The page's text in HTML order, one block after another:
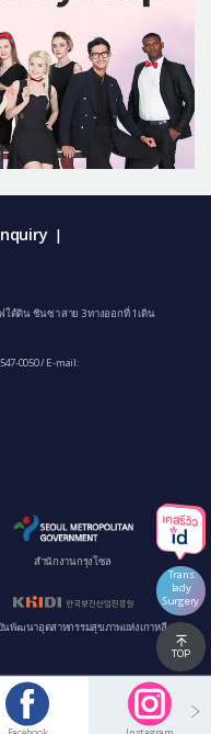
|
ต้ดิน ชินซา สาย 3 ทางออกที่ 1 เดิน
0050/ E-mail:
สํานักงานกรุงโซล
นพัฒนาอุตสาหกรรมสุขภาพแห่งเกาหลี
Trans
lady
Surgery
TOP